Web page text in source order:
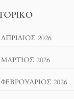
ΑΠΡΊΛΙΟΣ 2026
ΜΆΡΤΙΟΣ 2026
ΦΕΒΡΟΥΆΡΙΟΣ 2026